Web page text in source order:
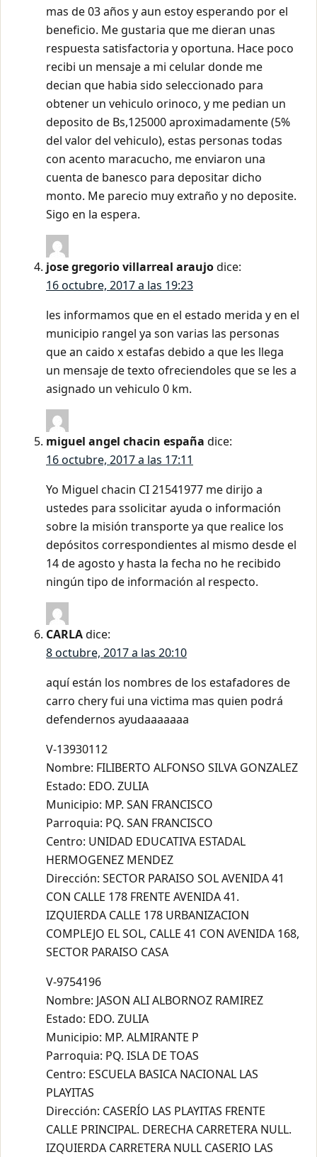
mas de 03 años y aun estoy esperando por el
beneficio. Me gustaria que me dieran unas
respuesta satisfactoria y oportuna. Hace poco
recibi un mensaje a mi celular donde me
decian que habia sido seleccionado para
obtener un vehiculo orinoco, y me pedian un
deposito de Bs,125000 aproximadamente (5%
del valor del vehiculo), estas personas todas
con acento maracucho, me enviaron una
cuenta de banesco para depositar dicho
monto. Me parecio muy extraño y no deposite.
Sigo en la espera.
jose gregorio villarreal araujodice:
16 octubre, 2017 a las 19:23
les informamos que en el estado merida y en el
municipio rangel ya son varias las personas
que an caido x estafas debido a que les llega
un mensaje de texto ofreciendoles que se les a
asignado un vehiculo 0 km.
miguel angel chacin españa dice:
16 octubre, 2017 a las 17:11
Yo Miguel chacin CI 21541977 me dirijo a
ustedes para ssolicitar ayuda o información
sobre la misión transporte ya que realice los
depósitos correspondientes al mismo desde el
14 de agosto y hasta la fecha no he recibido
ningún tipo de información al respecto.
CARLAdice:
8 octubre, 2017 a las 20:10
aquí están los nombres de los estafadores de
carro chery fui una victima mas quien podrá
defendernos ayudaaaaaaa
V-13930112
Nombre: FILIBERTO ALFONSO SILVA GONZALEZ
Estado: EDO. ZULIA
Municipio: MP. SAN FRANCISCO
Parroquia: PQ. SAN FRANCISCO
Centro: UNIDAD EDUCATIVA ESTADAL
HERMOGENEZ MENDEZ
Dirección: SECTOR PARAISO SOL AVENIDA 41
CON CALLE 178 FRENTE AVENIDA 41.
IZQUIERDA CALLE 178 URBANIZACION
COMPLEJO EL SOL, CALLE 41 CON AVENIDA 168,
SECTOR PARAISO CASA
V-9754196
Nombre: JASON ALI ALBORNOZ RAMIREZ
Estado: EDO. ZULIA
Municipio: MP. ALMIRANTE P
Parroquia: PQ. ISLA DE TOAS
Centro: ESCUELA BASICA NACIONAL LAS
PLAYITAS
Dirección: CASERÍO LAS PLAYITAS FRENTE
CALLE PRINCIPAL. DERECHA CARRETERA NULL.
IZQUIERDA CARRETERA NULL CASERIO LAS